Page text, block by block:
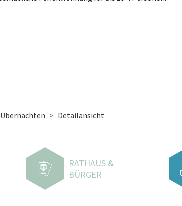
Übernachten Detailansicht
RATHAUS &
BÜRGER